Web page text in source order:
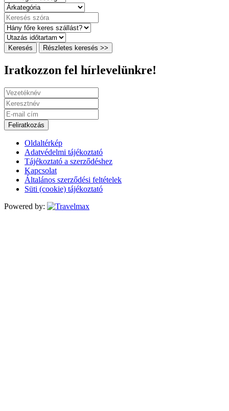
Keresés Részletes keresés >>
Iratkozzon fel hírlevelünkre!
Feliratkozás
Oldaltérkép
Adatvédelmi tájékoztató
Tájékoztató a szerződéshez
Kapcsolat
Általános szerződési feltételek
Süti (cookie) tájékoztató
Powered by: